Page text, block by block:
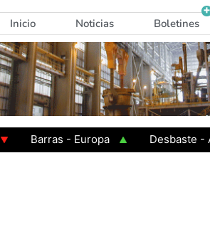
Inicio Noticias Boletines
Barras - Europa Desbaste - Asia